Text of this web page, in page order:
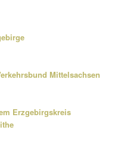
Mittelsachsen
Erzgebirgskreis